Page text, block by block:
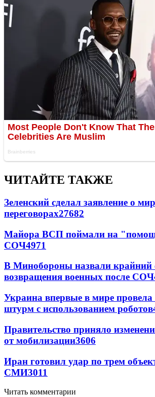
ЧИТАЙТЕ ТАКЖЕ
Зеленский сделал заявление о
переговорах27682
Майора ВСП поймали на
СОЧ4971
В Минобороны назвали крайний
возвращения военных после СОЧ
Украина впервые в мире
штурм с использованием роботов
Правительство приняло
от мобилизации3606
Иран готовил удар по трем
СМИ3011
Читать комментарии